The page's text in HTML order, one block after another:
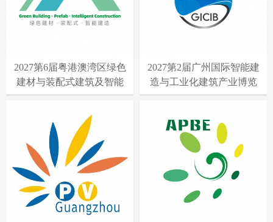
2027第6届粤港澳湾区绿色
建材与装配式建筑及智能
建造展
2027第2届广州国际智能建
造与工业化建筑产业博览
会